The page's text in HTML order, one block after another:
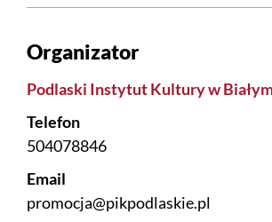
Organizator
Podlaski Instytut Kultury w
Telefon
504078846
Email
promocja@pikpodlaskie.pl